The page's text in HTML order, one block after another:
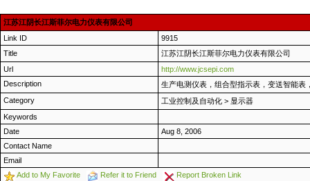
江苏江阴长江斯菲尔电力仪表有限公司
Link ID
9915
Title
江苏江阴长江斯菲尔电力仪表有限公司
Url
http://www.jcsepi.com
Description
生产电测仪表，组合型指示表，变送智能表
Category
工业控制及自动化 > 显示器
Keywords
Date
Aug 8, 2006
Contact Name
Email
Add to My Favorite
Refer it to Friend Report Broken Link